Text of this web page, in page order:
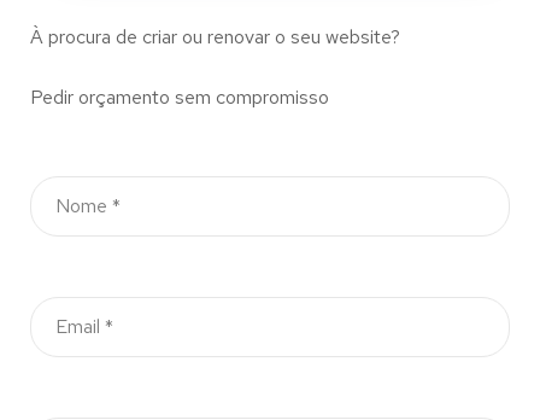
À procura de criar ou renovar o seu website?
Pedir orçamento sem compromisso